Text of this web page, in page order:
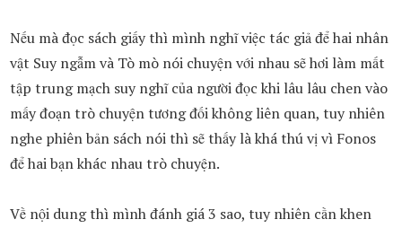
Nếu mà đọc sách giấy thì mình nghĩ việc tác giả để hai nhân
vật Suy ngẫm và Tò mò nói chuyện với nhau sẽ hơi làm mất
tập trung mạch suy nghĩ của người đọc khi lâu lâu chen vào
mấy đoạn trò chuyện tương đối không liên quan, tuy nhiên
nghe phiên bản sách nói thì sẽ thấy là khá thú vị vì Fonos
để hai bạn khác nhau trò chuyện.
Về nội dung thì mình đánh giá 3 sao, tuy nhiên cần khen